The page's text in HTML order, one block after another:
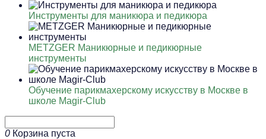
Инструменты для маникюра и педикюра
METZGER Маникюрные и педикюрные
инструменты
Обучение парикмахерскому искусству в Москве в
школе Magir-Club
0 Корзина пуста